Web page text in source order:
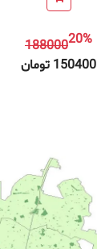
18800020%
150400 تومان